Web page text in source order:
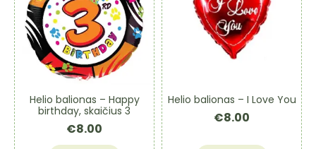
Helio balionas – Happy
birthday, skaičius 3
€8.00
Helio balionas – I Love You
€8.00